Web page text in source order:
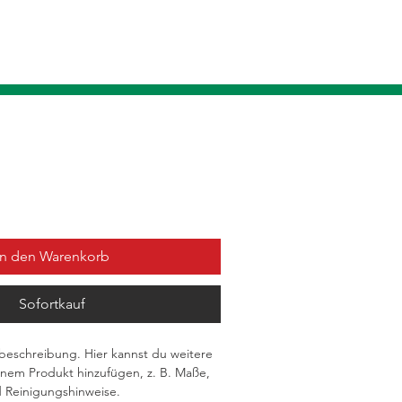
den Warenkorb
Sofortkauf
Hier kannst du weitere
Produkt hinzufügen, z. B. Maße,